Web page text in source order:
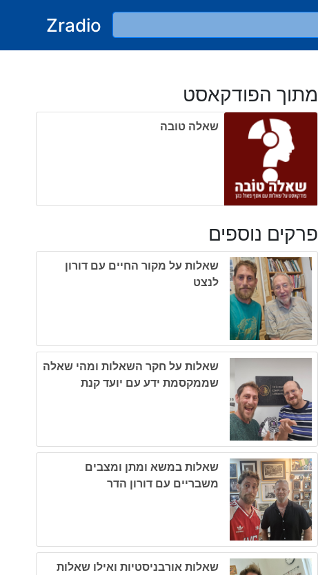
Zradio
מתוך הפודקאסט
שאלה טובה
פרקים נוספים
שאלות על מקור החיים עם דורון
לנצט
שאלות על חקר השאלות ומהי שאלה
שממקסמת ידע עם יועד קנת
שאלות במשא ומתן ומצבים
משבריים עם דורון הדר
שאלות אורבניסטיות ואילו שאלות